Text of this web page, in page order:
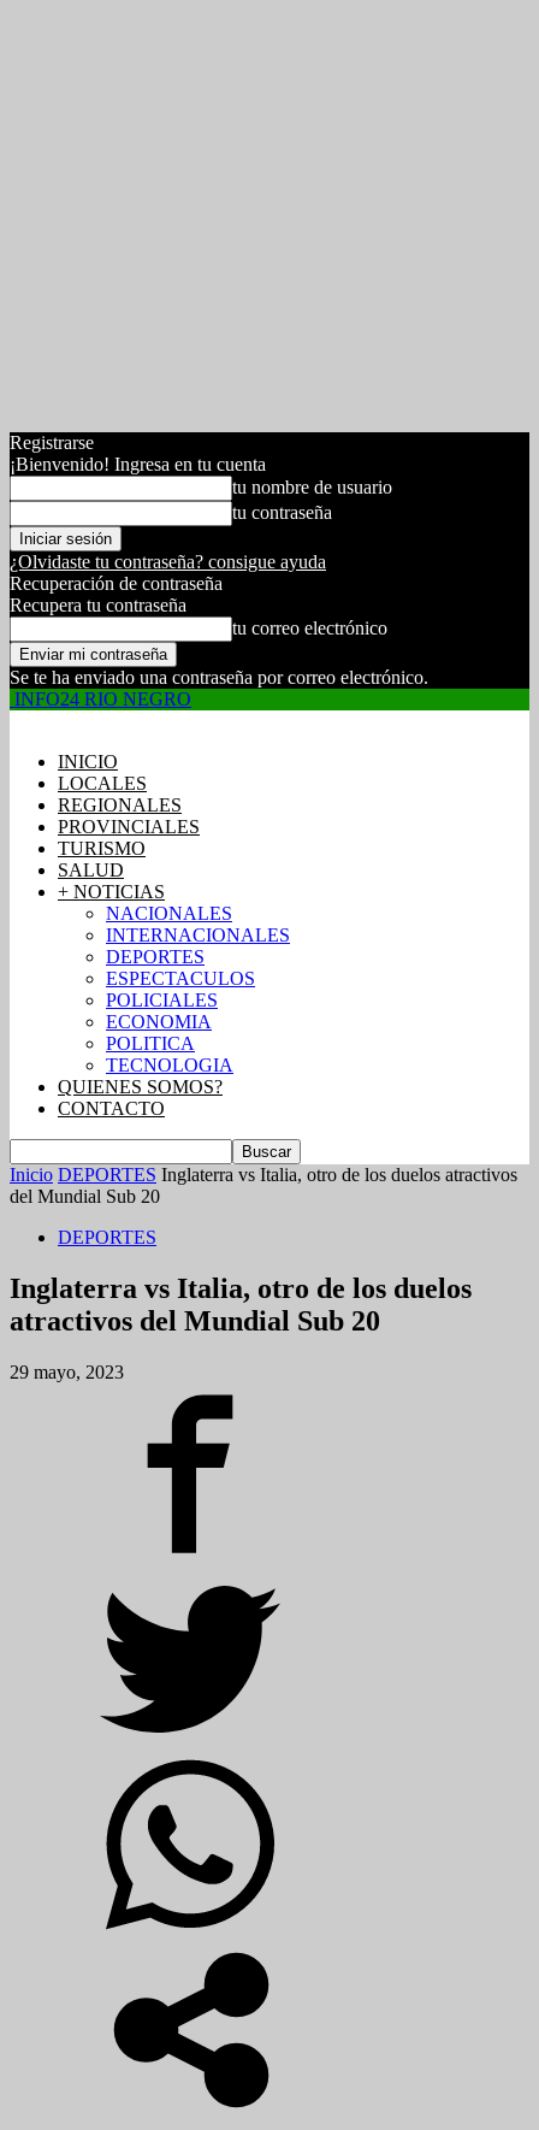
Registrarse
¡Bienvenido! Ingresa en tu cuenta
tu nombre de usuario
tu contraseña
¿Olvidaste tu contraseña? consigue ayuda
Recuperación de contraseña
Recupera tu contraseña
tu correo electrónico
Se te ha enviado una contraseña por correo electrónico.
INFO24 RIO NEGRO
INICIO
LOCALES
REGIONALES
PROVINCIALES
TURISMO
SALUD
+ NOTICIAS
NACIONALES
INTERNACIONALES
DEPORTES
ESPECTACULOS
POLICIALES
ECONOMIA
POLITICA
TECNOLOGIA
QUIENES SOMOS?
CONTACTO
Inicio DEPORTES Inglaterra vs Italia, otro de los duelos atractivos
del Mundial Sub 20
DEPORTES
Inglaterra vs Italia, otro de los duelos
atractivos del Mundial Sub 20
29 mayo, 2023